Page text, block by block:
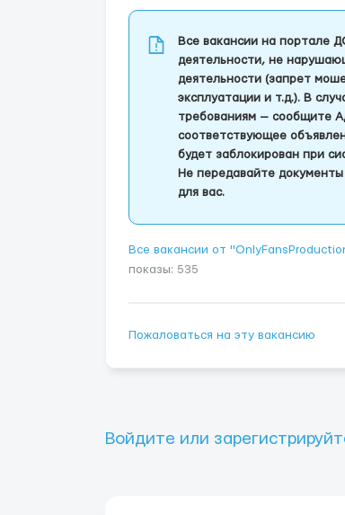
Все вакансии на портале
деятельности, не
деятельности (запрет
эксплуатации и т.д.). В
требованиям — сообщите
соответствующее
будет заблокирован при
Не передавайте
для вас.
Все вакансии от
показы: 535
Пожаловаться на эту вакансию
Войдите или